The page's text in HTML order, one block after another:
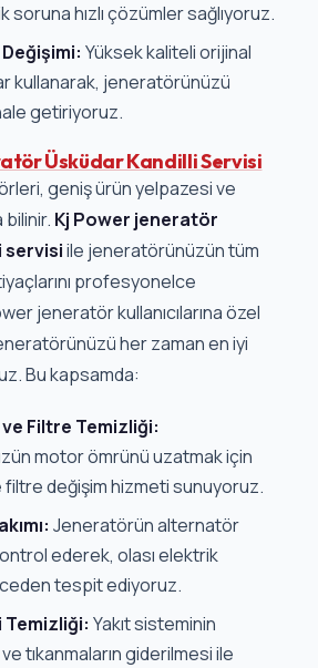
soruna hızlı çözümler sağlıyoruz.
Yüksek kaliteli orijinal
kullanarak, jeneratörünüzü
getiriyoruz.
Üsküdar Kandilli Servisi
geniş ürün yelpazesi ve
bilinir. Kj Power jeneratör
servisiile jeneratörünüzün tüm
profesyonelce
jeneratör kullanıcılarına özel
her zaman en iyi
Bu kapsamda:
Filtre Temizliği:
motor ömrünü uzatmak için
filtre değişim hizmeti sunuyoruz.
Jeneratörün alternatör
ederek, olası elektrik
tespit ediyoruz.
Temizliği: Yakıt sisteminin
tıkanmaların giderilmesi ile